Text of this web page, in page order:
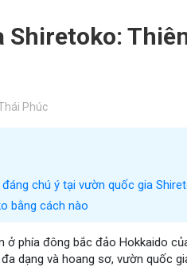
Shiretoko:
Phúc
chú ý tại vườn quốc gia
bằng cách nào
phía đông bắc đảo Hokkaido
dạng và hoang sơ, vườn quốc